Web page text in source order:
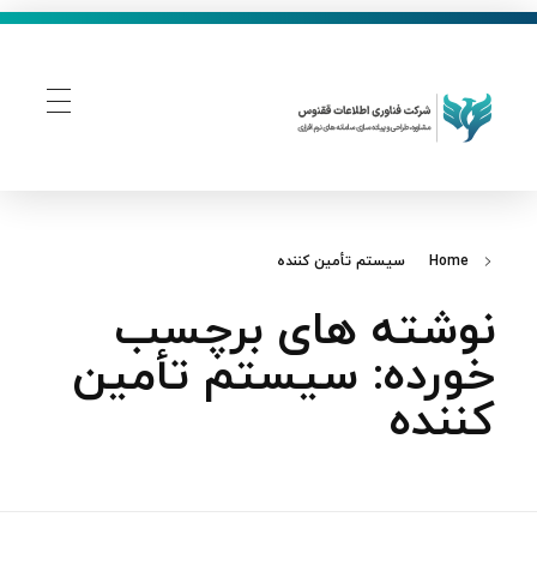
Home سیستم تأمین‌ کننده
نوشته های برچسب
خورده: سیستم تأمین‌
کننده